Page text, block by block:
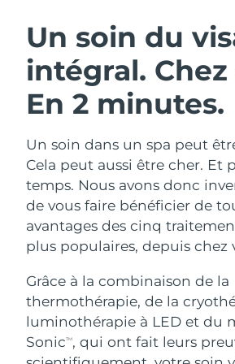
Un soin du
intégral.
En 2 minutes.
Un soin dans un spa peut
Cela peut aussi être cher. Et
temps. Nous avons donc
de vous faire bénéficier de
avantages des cinq
plus populaires, depuis chez
Grâce à la combinaison de la
thermothérapie, de la
luminothérapie à LED et du
SonicTM, qui ont fait leurs
Nettoyage du visage
Anti-aging massage
LUNA™ 4 Plus
Massage, LED heating
LUNA™ 4 Men
For men, anti-aging
Lifting
Microcurrent toning
BEAR™ 2 go
Microcurrent toning
BEAR™ 2 eyes &
Microcurrent line
Hydratation
UFO™ 3 coffret
Deep facial hydration
UFO™ 3 LED
Near-infrared and red
device
Soin
issa™ 4
Hybrid silicone sonic
issa™ 4 plus
Smart hybrid silicone
FAQ™ TRAITEMENT
Anti-âge
NEW
Autriche
Bahreïn
Belgique
Bermudes
Bosnie-Herzégovine
Bulgarie
Canada
Chili